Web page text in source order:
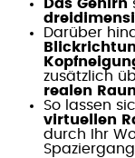
Das Gehirn
Darüber
zusätzlich
realen
So lassen
virtuellen
durch Ihr